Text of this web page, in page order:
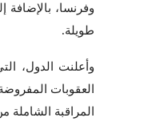
وفرنسا،
طويلة.
العقوبات
المراقبة الشاملة